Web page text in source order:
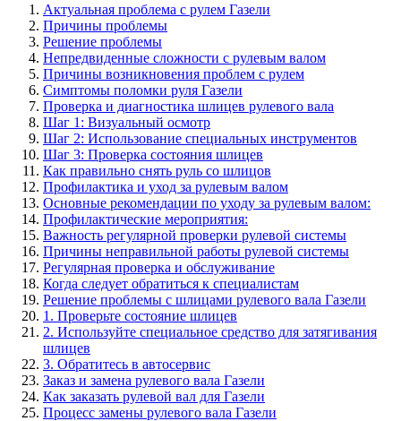
Актуальная проблема с рулем Газели
Причины проблемы
Решение проблемы
Непредвиденные сложности с рулевым валом
Причины возникновения проблем с рулем
Симптомы поломки руля Газели
Проверка и диагностика шлицев рулевого вала
Шаг 1: Визуальный осмотр
Шаг 2: Использование специальных инструментов
Шаг 3: Проверка состояния шлицев
Как правильно снять руль со шлицов
Профилактика и уход за рулевым валом
Основные рекомендации по уходу за рулевым валом:
Профилактические мероприятия:
Важность регулярной проверки рулевой системы
Причины неправильной работы рулевой системы
Регулярная проверка и обслуживание
Когда следует обратиться к специалистам
Решение проблемы с шлицами рулевого вала Газели
1. Проверьте состояние шлицев
2. Используйте специальное средство для затягивания
шлицев
3. Обратитесь в автосервис
Заказ и замена рулевого вала Газели
Как заказать рулевой вал для Газели
Процесс замены рулевого вала Газели